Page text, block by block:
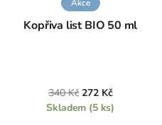
Akce
Kopřiva list BIO 50 ml
340 Kč 272 Kč
Skladem (5 ks)